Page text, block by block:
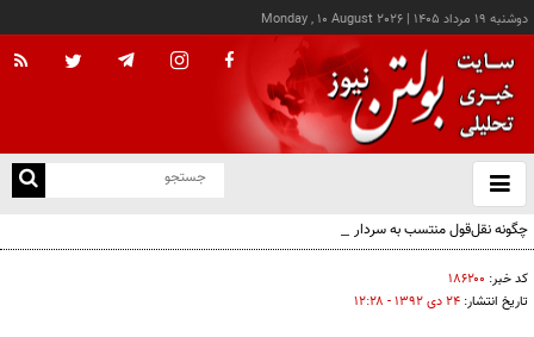
دوشنبه ۱۹ مرداد ۱۴۰۵ |
Monday , 10 August 2026
باز
و
چگونه نقل‌قول منتسب به سردار وحیدی از هند به سخنرانی نتانیاهو رسید؟
کد خبر: ۱۸۶۲۰۰
تاریخ انتشار: ۲۴ دی ۱۳۹۲ - ۱۲:۲۸